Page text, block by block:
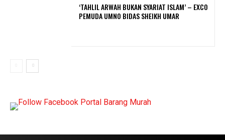
‘TAHLIL ARWAH BUKAN SYARIAT ISLAM’ – EXCO
PEMUDA UMNO BIDAS SHEIKH UMAR